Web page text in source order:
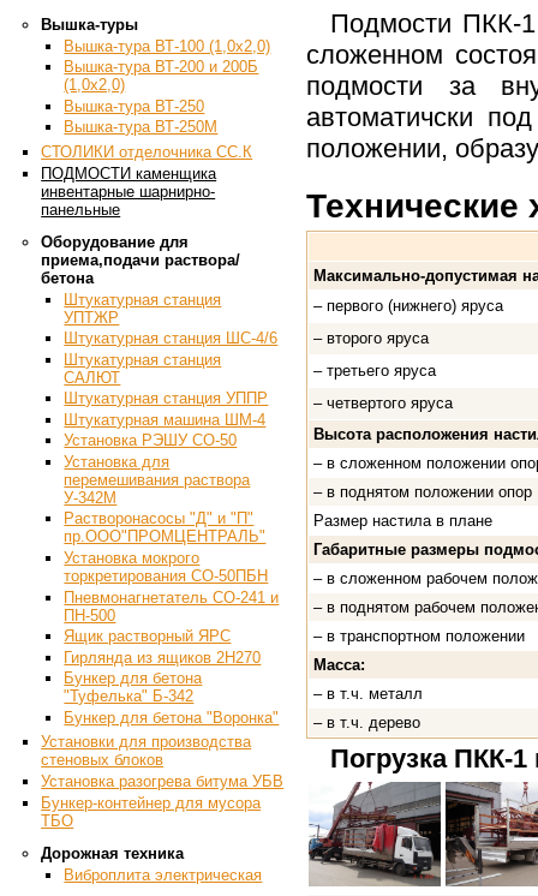
Вышка-туры
Вышка-тура ВТ-100 (1,0х2,0)
Вышка-тура ВТ-200 и 200Б
(1,0х2,0)
Вышка-тура ВТ-250
Вышка-тура ВТ-250М
СТОЛИКИ отделочника СС.К
ПОДМОСТИ каменщика
инвентарные шарнирно-
панельные
Оборудование для
приема,подачи раствора/
бетона
Штукатурная станция
УПТЖР
Штукатурная станция ШС-4/6
Штукатурная станция
САЛЮТ
Штукатурная станция УППР
Штукатурная машина ШМ-4
Установка РЭШУ СО-50
Установка для
перемешивания раствора
У-342М
Растворонасосы "Д" и "П"
пр.ООО"ПРОМЦЕНТРАЛЬ"
Установка мокрого
торкретирования СО-50ПБН
Пневмонагнетатель СО-241 и
ПН-500
Ящик растворный ЯРС
Гирлянда из ящиков 2Н270
Бункер для бетона
"Туфелька" Б-342
Бункер для бетона "Воронка"
Установки для производства
стеновых блоков
Установка разогрева битума УБВ
Бункер-контейнер для мусора
ТБО
Дорожная техника
Виброплита электрическая
Подмости ПКК-
сложенном
подмости за
автоматичски
положении,
Технические
Максимально-допустимая
– первого (нижнего) яруса
– второго яруса
– третьего яруса
– четвертого яруса
Высота расположения
– в сложенном положении
– в поднятом положении опор
Размер настила в плане
Габаритные размеры
– в сложенном рабочем
– в поднятом рабочем
– в транспортном положении
Масса:
– в т.ч. металл
– в т.ч. дерево
Погрузка ПКК-